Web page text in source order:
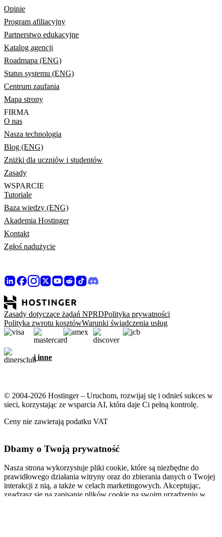
Opinie
Program afiliacyjny
Partnerstwo edukacyjne
Katalog agencji
Roadmapa (ENG)
Status systemu (ENG)
Centrum zaufania
Mapa strony
FIRMA
O nas
Nasza technologia
Blog (ENG)
Zniżki dla uczniów i studentów
Zasady
WSPARCIE
Tutoriale
Baza wiedzy (ENG)
Akademia Hostinger
Kontakt
Zgłoś nadużycie
Zasady dotyczące żądań NPRDPolityka prywatności
Polityka zwrotu kosztówWarunki świadczenia usług
i inne
© 2004-2026 Hostinger – Uruchom, rozwijaj się i odnieś sukces w
sieci, korzystając ze wsparcia AI, która daje Ci pełną kontrolę.
Ceny nie zawierają podatku VAT
Dbamy o Twoją prywatność
Nasza strona wykorzystuje pliki cookie, które są niezbędne do
prawidłowego działania witryny oraz do zbierania danych o Twojej
interakcji z nią, a także w celach marketingowych. Akceptując,
zgadzasz się na zapisanie plików cookie na swoim urządzeniu w